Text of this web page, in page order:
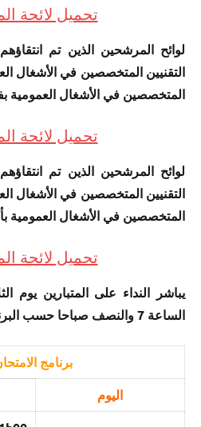
تحميل لائحة
لوائح المرشحين الذين تم
التقنيين المتخصصين في الأشغال
المتخصصين في الأشغال العمومية
تحميل لائحة
لوائح المرشحين الذين تم
التقنيين المتخصصين في الأشغال
المتخصصين في الأشغال العمومية
تحميل لائحة
الساعة 7 والنصف صباحا حسب البرنامج التالي :
برنامج
اليوم